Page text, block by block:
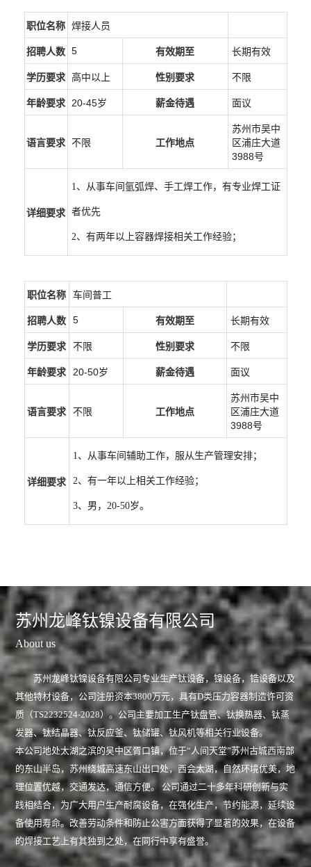
职位名称 焊接人员
招聘人数 5 有效期至 长期有效
学历要求 高中以上 性别要求 不限
年龄要求 20-45岁 薪金待遇 面议
语言要求 不限 工作地点
苏州市吴中
区浦庄大道
3988号
详细要求
1、从事车间氩弧焊、手工焊工作，有专业焊工证
者优先
2、有两年以上容器焊接相关工作经验；
职位名称 车间普工
招聘人数 5 有效期至 长期有效
学历要求 不限 性别要求 不限
年龄要求 20-50岁 薪金待遇 面议
语言要求 不限 工作地点
苏州市吴中
区浦庄大道
3988号
详细要求
1、从事车间辅助工作，服从生产管理安排；
2、有一年以上相关工作经验；
3、男，20-50岁。
苏州龙峰钛镍设备有限公司
About us
苏州龙峰钛镍设备有限公司专业生产钛设备，镍设备，锆设备以及
其他特材设备，公司注册资本3800万元，具有D类压力容器制造许可资
质（TS2232524-2028）。公司主要加工生产钛盘管、钛换热器、钛蒸
发器、钛结晶器、钛反应釜、钛储罐、钛风机等相关行业设备。
本公司地处太湖之滨的吴中区胥口镇，位于“人间天堂”苏州古城西南部
的东山半岛，苏州绕城高速东山出口处，西会太湖，自然环境优美，地
理位置优越，交通发达，通信方便。 公司通过二十多年科研创新与实
践相结合，为广大用户生产耐腐设备，在强化生产，节约能源，延续设
备使用寿命。改善劳动条件和防止公害方面获得了显著的效果，在设备
的焊接工艺上有其独到之处，在同行中享有盛誉。